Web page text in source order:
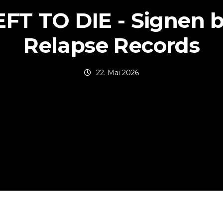
TO DIE - Signen
Relapse Records
22. Mai 2026